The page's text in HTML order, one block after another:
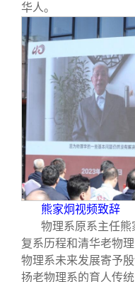
华人。
熊家炯视频致辞
物理系原系主任
复系历程和清华老物
物理系未来发展寄予
扬老物理系的育人传